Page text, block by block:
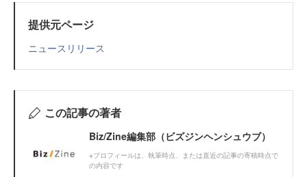
提供元ページ
ニュースリリース
この記事の著者
Biz/Zine編集部（ビズジンヘンシュウブ）
※プロフィールは、執筆時点、または直近の記事の寄稿時点で
の内容です